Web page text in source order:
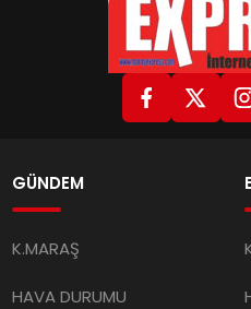
GÜNDEM
K.MARAŞ
HAVA DURUMU